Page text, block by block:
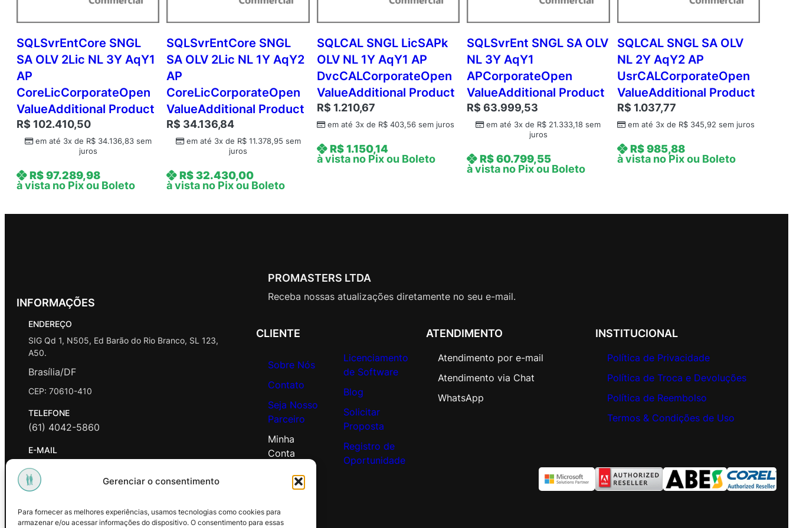
Gerenciar o consentimento
Para fornecer as melhores experiências, usamos tecnologias como cookies para
armazenar e/ou acessar informações do dispositivo. O consentimento para essas
c
C
A
L
C
o
r
p
r
a
l
SQLSvrEntCore SNGL
SA OLV 2Lic NL 3Y AqY1
AP
CoreLicCorporateOpen
ValueAdditional Product
R$ 102.410,50
em até 3x de R$34.136,83sem
juros
R$97.289,98
à vista no Pix ou Boleto
SQLSvrEntCore SNGL
SA OLV 2Lic NL 1Y AqY2
AP
CoreLicCorporateOpen
ValueAdditional Product
R$ 34.136,84
em até 3x de R$11.378,95 sem
juros
R$32.430,00
à vista no Pix ou Boleto
SQLCAL SNGL LicSAPk
OLV NL 1Y AqY1 AP
DvcCALCorporateOpen
ValueAdditional Product
R$ 1.210,67
em até 3x de R$403,56sem juros
R$1.150,14
à vista no Pix ou Boleto
SQLSvrEnt SNGL SA OLV
NL 3Y AqY1
APCorporateOpen
ValueAdditional Product
R$ 63.999,53
em até 3x de R$ 21.333,18 sem
juros
R$60.799,55
à vista no Pix ou Boleto
SQLCAL SNGL SA OLV
NL 2Y AqY2 AP
UsrCALCorporateOpen
ValueAdditional Product
R$ 1.037,77
em até 3x de R$345,92 sem juros
R$985,88
à vista no Pix ou Boleto
INFORMAÇÕES
ENDEREÇO
SIG Qd 1, N505, Ed Barão do Rio Branco, SL 123,
A50.
Brasília/DF
CEP: 70610-410
TELEFONE
(61) 4042-5860
E-MAIL
contato@promasters.net.br
HORÁRIO DE ATENDIMENTO
PROMASTERS LTDA
Receba nossas atualizações diretamente no seu e-mail.
CLIENTE
Sobre Nós
Contato
Seja Nosso
Parceiro
Minha
Conta
Licenciamento
de Software
Blog
Solicitar
Proposta
Registro de
Oportunidade
ATENDIMENTO
Atendimento por e-mail
Atendimento via Chat
WhatsApp
INSTITUCIONAL
Política de Privacidade
Política de Troca e Devoluções
Política de Reembolso
Termos & Condições de Uso